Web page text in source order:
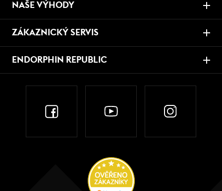
NAŠE VÝHODY
ZÁKAZNICKÝ SERVIS
ENDORPHIN REPUBLIC